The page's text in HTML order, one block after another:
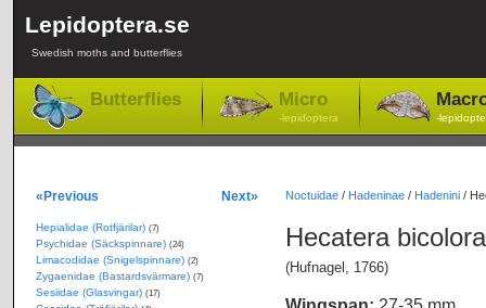
Lepidoptera.se
Swedish moths and butterflies
Butterflies Micro
-lepidoptera -
Noctuidae/ Hadeninae/ Hadenini/
Hecatera
(Hufnagel, 1766)
«Previous Next»
Hepialidae (Rotfjärilar) (7)
Psychidae (Säckspinnare) (24)
Limacodidae (Snigelspinnare) (2)
Zygaenidae (Bastardsvärmare) (7)
Sesiidae (Glasvingar) (17)